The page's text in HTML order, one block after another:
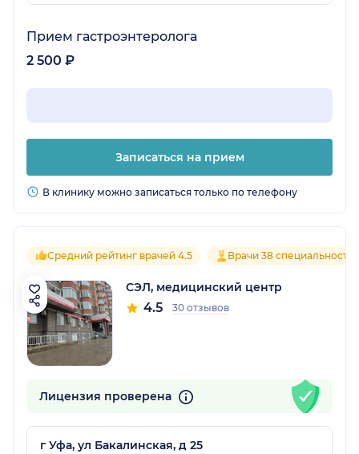
Прием гастроэнтеролога
2 500 ₽
Записаться на прием
В клинику можно записаться только по телефону
Средний рейтинг врачей 4.5 Врачи 38
СЭЛ, медицинский центр
4.5 30 отзывов
Лицензия проверена
г Уфа, ул Бакалинская, д 25